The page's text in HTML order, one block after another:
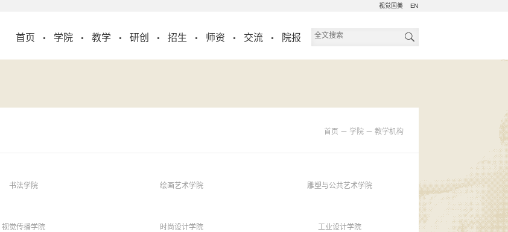
视觉国美 EN
首页 学院 教学 研创 招生 师资 交流 院报
首页 － 学院 － 教学机构
书法学院 绘画艺术学院 雕塑与公共艺术学院
视觉传播学院 时尚设计学院 工业设计学院